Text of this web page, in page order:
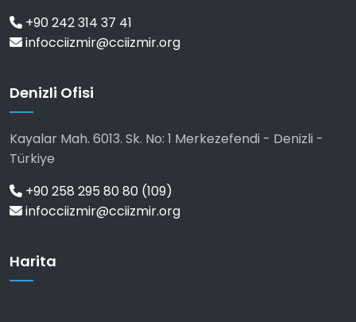
+90 242 314 37 41
infocciizmir@cciizmir.org
Denizli Ofisi
Kayalar Mah. 6013. Sk. No: 1 Merkezefendi - Denizli -
Türkiye
+90 258 295 80 80 (109)
infocciizmir@cciizmir.org
Harita